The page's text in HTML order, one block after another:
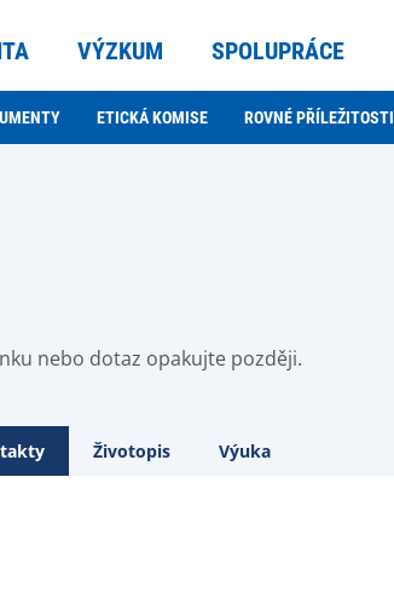
VÝZKUM SPOLUPRÁCE
ETICKÁ KOMISE ROVNÉ PŘÍLEŽITOSTI
nebo dotaz opakujte později.
Životopis Výuka